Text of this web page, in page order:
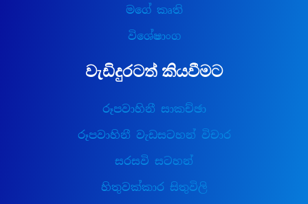
මගේ කෘති
විශේෂාංග
වැඩිදුරටත් කියවීමට
රූපවාහිනී සාකච්ඡා
රූපවාහිනී වැඩසටහන් විචාර
සරසවි සටහන්
හිතුවක්කාර සිතුවිලි